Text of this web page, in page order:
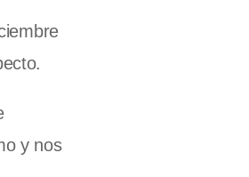
y nos